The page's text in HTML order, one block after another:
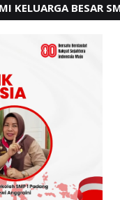
KELUARGA BESAR